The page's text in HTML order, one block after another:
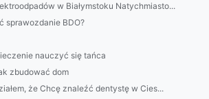
w Białymstoku Natychmiasto...
sprawozdanie BDO?
nauczyć się tańca
zbudować dom
że Chcę znaleźć dentystę w Cies...